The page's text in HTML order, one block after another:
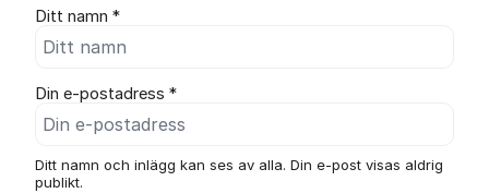
Ditt namn *
Din e-postadress *
Ditt namn och inlägg kan ses av alla. Din e-post visas aldrig
publikt.